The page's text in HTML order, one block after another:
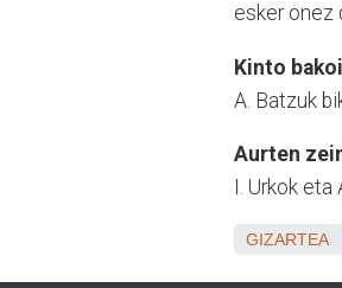
esker onez
Kinto
A. Batzuk
Aurten
I. Urkok eta
GIZARTEA